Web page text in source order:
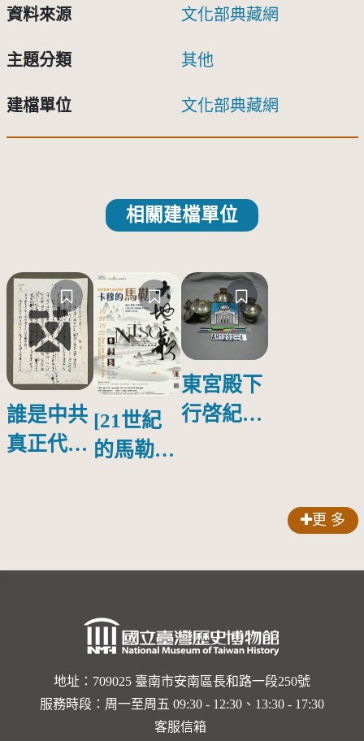
資料來源 文化部典藏網
主題分類 其他
建檔單位 文化部典藏網
相關建檔單位
誰是中共
真正代言
[21世紀
的馬勒、
的依戀—
勒大地之
歌]【對
世界與生
命的依戀
東宮殿下
行啓紀念
更 多
地址：709025 臺南市安南區長和路一段250號
服務時段：周一至周五 09:30 - 12:30、13:30 - 17:30
客服信箱